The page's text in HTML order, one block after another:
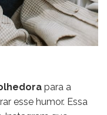
para a
esse humor. Essa